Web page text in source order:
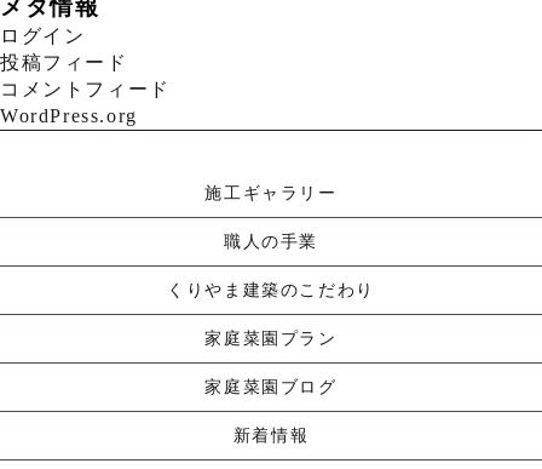
メタ情報
ログイン
投稿フィード
コメントフィード
WordPress.org
施工ギャラリー
職人の手業
くりやま建築のこだわり
家庭菜園プラン
家庭菜園ブログ
新着情報